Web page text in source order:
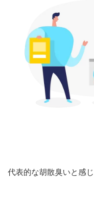
代表的な胡散臭いと感